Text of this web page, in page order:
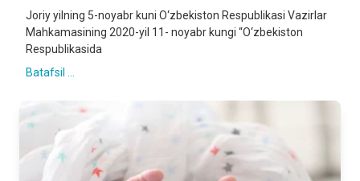
Joriy yilning 5-noyabr kuni O‘zbekiston Respublikasi Vazirlar
Mahkamasining 2020-yil 11- noyabr kungi “O‘zbekiston
Respublikasida
Batafsil ...